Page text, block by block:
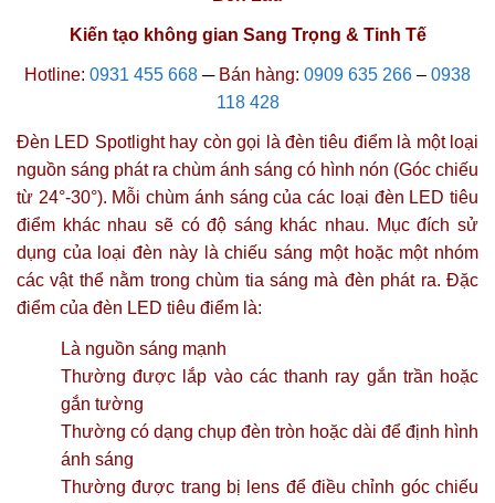
Kiến tạo không gian Sang Trọng & Tinh Tế
Hotline: 0931 455 668 ─Bán hàng: 0909 635 266 – 0938
118 428
Đèn LED Spotlight hay còn gọi là đèn tiêu điểm là một loại
nguồn sáng phát ra chùm ánh sáng có hình nón (Góc chiếu
từ 24°-30°). Mỗi chùm ánh sáng của các loại đèn LED tiêu
điểm khác nhau sẽ có độ sáng khác nhau. Mục đích sử
dụng của loại đèn này là chiếu sáng một hoặc một nhóm
các vật thể nằm trong chùm tia sáng mà đèn phát ra. Đặc
điểm của đèn LED tiêu điểm là:
Là nguồn sáng mạnh
Thường được lắp vào các thanh ray gắn trần hoặc
gắn tường
Thường có dạng chụp đèn tròn hoặc dài để định hình
ánh sáng
Thường được trang bị lens để điều chỉnh góc chiếu